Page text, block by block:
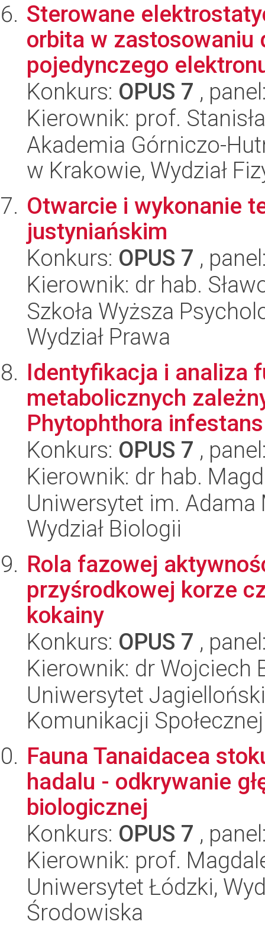
Sterowane
orbita w zastosowaniu
pojedynczego
Konkurs: OPUS 7 ,
Kierownik: prof.
Akademia Górniczo-
w Krakowie, Wydział
Otwarcie i wykonanie
justyniańskim
Konkurs: OPUS 7 ,
Kierownik: dr hab.
Szkoła Wyższa
Wydział Prawa
Identyfikacja i analiza
metabolicznych
Phytophthora
Konkurs: OPUS 7 ,
Kierownik: dr hab.
Uniwersytet im.
Wydział Biologii
Rola fazowej
przyśrodkowej korze
kokainy
Konkurs: OPUS 7 ,
Kierownik: dr Wojciech
Uniwersytet
Komunikacji Społecznej
Fauna Tanaidacea
hadalu - odkrywanie
biologicznej
Konkurs: OPUS 7 ,
Kierownik: prof.
Uniwersytet Łódzki,
Środowiska